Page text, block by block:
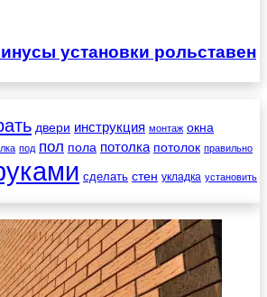
установки рольставен
двери инструкция монтаж окна
под пол пола потолка потолок правильно
сделать стен укладка установить